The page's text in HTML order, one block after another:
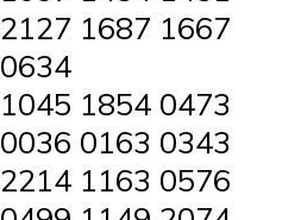
2127 1687 1667
0634
1045 1854 0473
0036 0163 0343
2214 1163 0576